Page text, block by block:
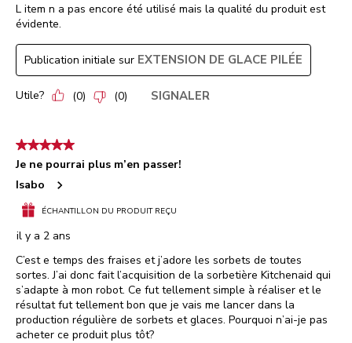
L item n a pas encore été utilisé mais la qualité du produit est
évidente.
Publication initiale sur EXTENSION DE GLACE PILÉE
Utile? (0) (0) SIGNALER
5 étoile(s) sur 5.
Je ne pourrai plus m’en passer!
Isabo
ÉCHANTILLON DU PRODUIT REÇU
il y a 2 ans
C’est e temps des fraises et j’adore les sorbets de toutes
sortes. J’ai donc fait l’acquisition de la sorbetière Kitchenaid qui
s’adapte à mon robot. Ce fut tellement simple à réaliser et le
résultat fut tellement bon que je vais me lancer dans la
production régulière de sorbets et glaces. Pourquoi n’ai-je pas
acheter ce produit plus tôt?